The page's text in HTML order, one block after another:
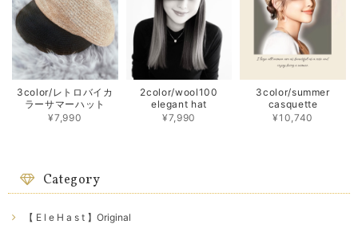
3color/レトロバイカ
ラーサマーハット
¥7,990
2color/wool100
elegant hat
¥7,990
3color/summer
casquette
¥10,740
Category
【 E l e H a s t 】Original